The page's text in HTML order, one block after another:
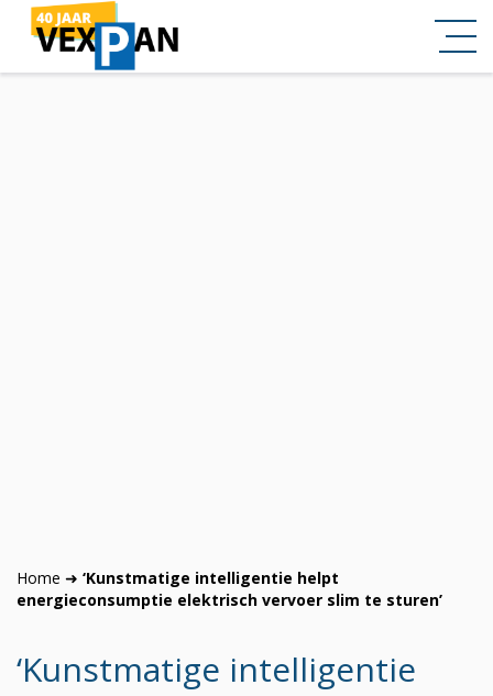
Home ➜ ‘Kunstmatige intelligentie helpt
energieconsumptie elektrisch vervoer slim te sturen’
‘Kunstmatige intelligentie